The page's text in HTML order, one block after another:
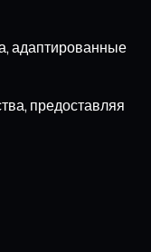
адаптированные
предоставляя